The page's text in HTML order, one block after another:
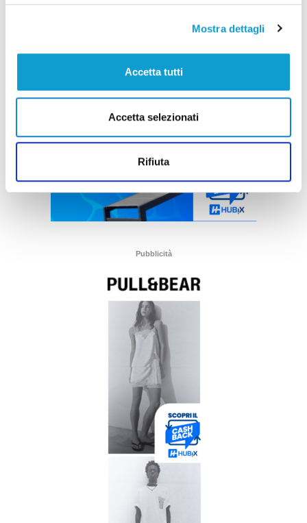
Mostra dettagli
Accetta tutti
Accetta selezionati
Rifiuta
Pubblicità